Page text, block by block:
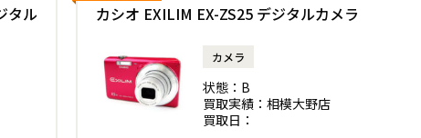
タル
カシオ EXILIM EX-ZS25 デジタルカメラ
カメラ
状態： B
買取実績：相模大野店
買取日：